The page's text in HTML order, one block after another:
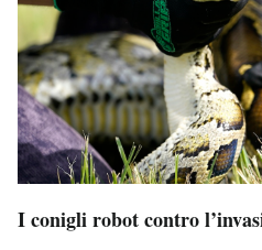
I conigli robot contro